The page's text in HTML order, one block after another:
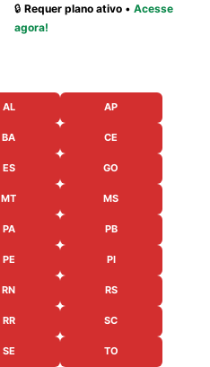
🔒Requer plano ativo •Acesse
agora!
AL AP
BA CE
ES GO
MT MS
PA PB
PE PI
RN RS
RR SC
SE TO